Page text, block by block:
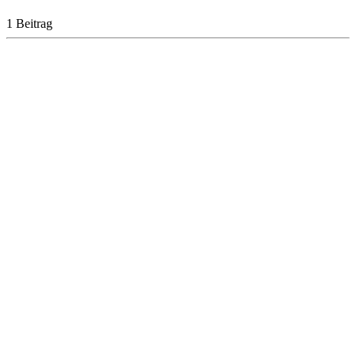
1 Beitrag